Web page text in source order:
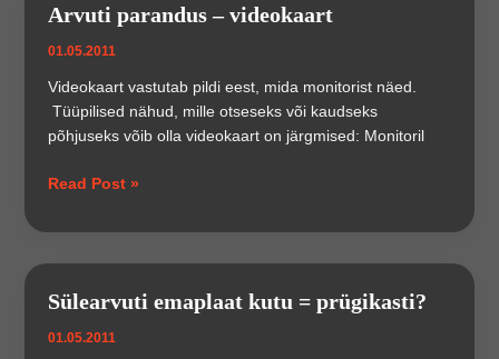
Arvuti parandus – videokaart
01.05.2011
Videokaart vastutab pildi eest, mida monitorist näed.
Tüüpilised nähud, mille otseseks või kaudseks
põhjuseks võib olla videokaart on järgmised: Monitoril
Arvuti
–
Read Post »
Sülearvuti emaplaat kutu = prügikasti?
01.05.2011